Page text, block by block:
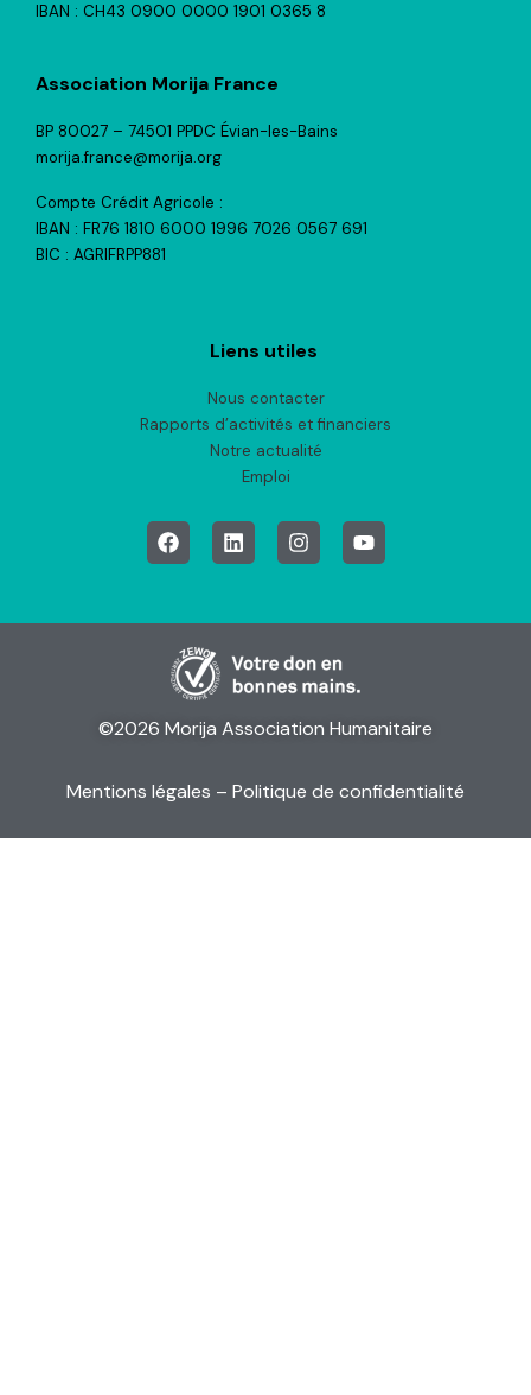
IBAN : CH43 0900 0000 1901 0365 8
Association Morija France
BP 80027 – 74501 PPDC Évian-les-Bains
morija.france@morija.org
Compte Crédit Agricole :
IBAN : FR76 1810 6000 1996 7026 0567 691
BIC : AGRIFRPP881
Liens utiles
Nous contacter
Rapports d’activités et financiers
Notre actualité
Emploi
©2026 Morija Association Humanitaire
Mentions légales – Politique de confidentialité